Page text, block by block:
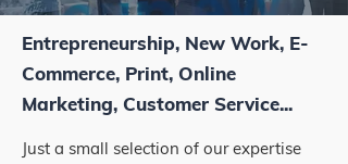
Entrepreneurship, New Work, E-
Commerce, Print, Online
Marketing, Customer Service...
Just a small selection of our expertise